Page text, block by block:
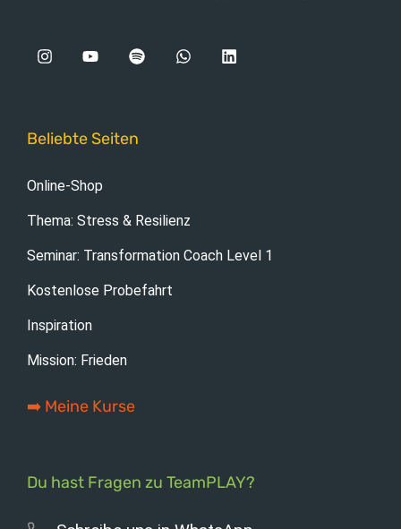
Beliebte Seiten
Online-Shop
Thema: Stress & Resilienz
Seminar: Transformation Coach Level 1
Kostenlose Probefahrt
Inspiration
Mission: Frieden
➡️ Meine Kurse
Du hast Fragen zu TeamPLAY?